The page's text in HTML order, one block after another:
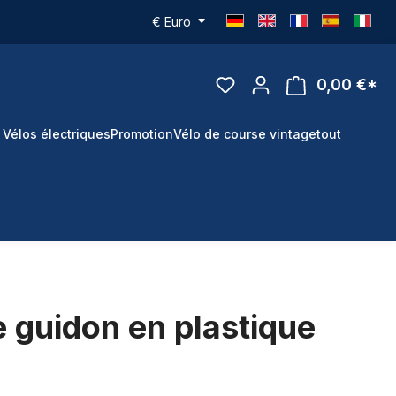
€ Euro
0,00 €*
électriquesPromotionVélo de course vintagetout
guidon en plastique